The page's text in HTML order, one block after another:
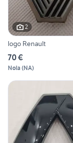
2
logo Renault
70 €
Nola (NA)